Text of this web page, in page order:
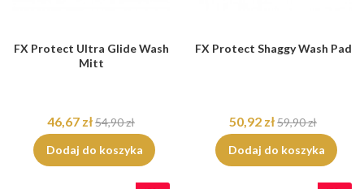
FX Protect Ultra Glide Wash
Mitt
46,67 zł54,90 zł
Dodaj do koszyka
FX Protect Shaggy Wash Pad
50,92 zł59,90 zł
Dodaj do koszyka